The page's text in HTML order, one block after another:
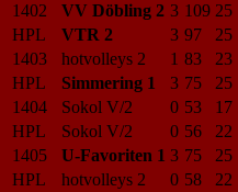
1402
VV Döbling 2 3 109 25
HPL
VTR 2 3 97 25
1403
hotvolleys 2 1 83 23
HPL
Simmering 1 3 75 25
1404
Sokol V/2 0 53 17
HPL
Sokol V/2 0 56 22
1405
U-Favoriten 1 3 75 25
HPL
hotvolleys 2 0 58 22